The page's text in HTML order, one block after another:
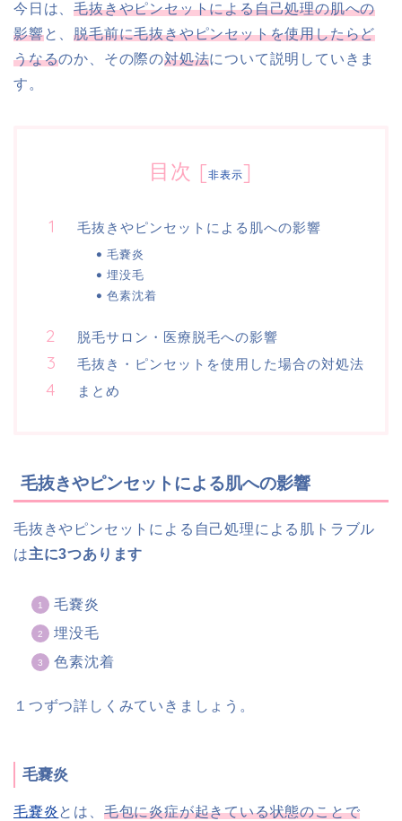
今日は、毛抜きやピンセットによる自己処理の肌への
影響と、脱毛前に毛抜きやピンセットを使用したらど
うなるのか、その際の対処法について説明していきま
す。
目次 [非表示]
毛抜きやピンセットによる肌への影響
毛嚢炎
埋没毛
色素沈着
脱毛サロン・医療脱毛への影響
毛抜き・ピンセットを使用した場合の対処法
まとめ
毛抜きやピンセットによる肌への影響
毛抜きやピンセットによる自己処理による肌トラブル
は主に3つあります
毛嚢炎
埋没毛
色素沈着
１つずつ詳しくみていきましょう。
毛嚢炎
毛嚢炎とは、 毛包に炎症が起きている状態のことで